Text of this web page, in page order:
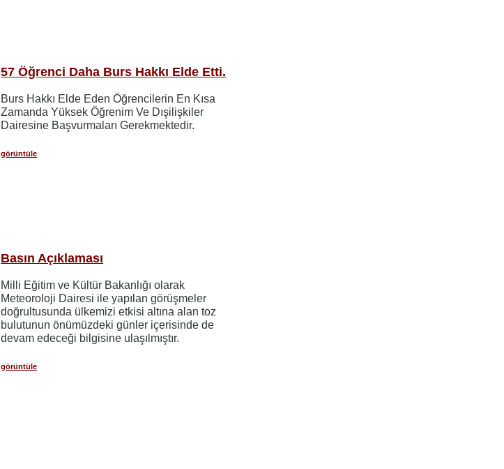
57 Öğrenci Daha Burs Hakkı Elde Etti.
Burs Hakkı Elde Eden Öğrencilerin En Kısa
Zamanda Yüksek Öğrenim Ve Dışilişkiler
Dairesine Başvurmaları Gerekmektedir.
görüntüle
Basın Açıklaması
Milli Eğitim ve Kültür Bakanlığı olarak
Meteoroloji Dairesi ile yapılan görüşmeler
doğrultusunda ülkemizi etkisi altına alan toz
bulutunun önümüzdeki günler içerisinde de
devam edeceği bilgisine ulaşılmıştır.
görüntüle